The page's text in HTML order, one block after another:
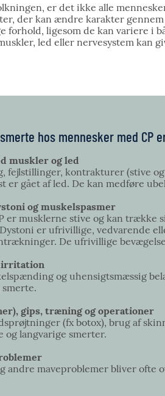
er det ikke alle
der kan ændre karakter
forhold, ligesom de kan variere i
led eller nervesystem kan
hos mennesker med CP
muskler og led
fejlstillinger, kontrakturer (stive
er gået af led. De kan medføre
og muskelspasmer
er musklerne stive og kan trække
er ufrivillige, vedvarende
De ufrivillige
og uhensigtsmæssig
smerte.
gips, træning og operationer
(fx botox), brug af
og langvarige smerter.
andre maveproblemer bliver ofte